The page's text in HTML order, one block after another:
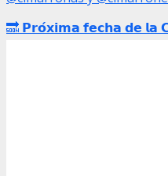
🔜 𝗣𝗿𝗼́𝘅𝗶𝗺𝗮 𝗳𝗲𝗰𝗵𝗮 𝗱𝗲 𝗹𝗮